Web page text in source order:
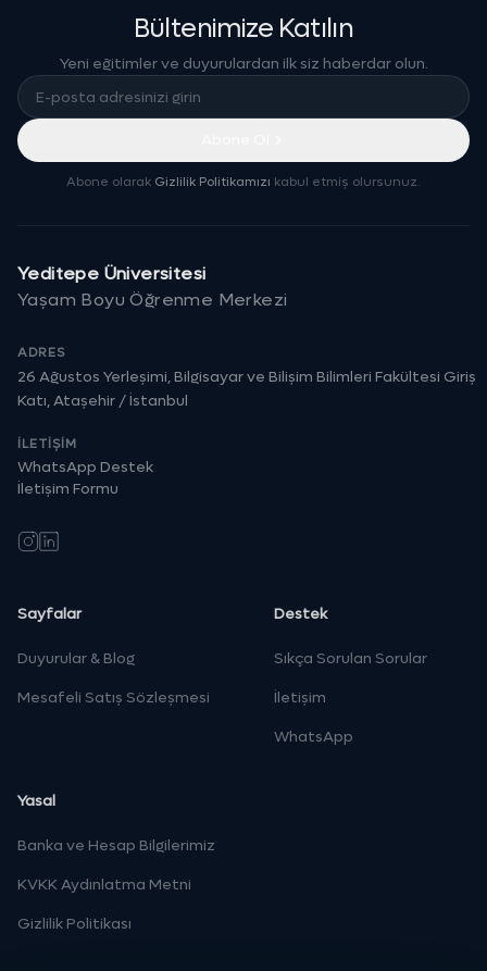
Bültenimize Katılın
Yeni eğitimler ve duyurulardan ilk siz haberdar olun.
Abone olarak Gizlilik Politikamızı kabul etmiş olursunuz.
Yeditepe Üniversitesi
Yaşam Boyu Öğrenme Merkezi
ADRES
26 Ağustos Yerleşimi, Bilgisayar ve Bilişim Bilimleri Fakültesi Giriş
Katı, Ataşehir / İstanbul
İLETIŞIM
WhatsApp Destek
İletişim Formu
Instagram
LinkedIn
Sayfalar
Duyurular & Blog
Mesafeli Satış Sözleşmesi
Destek
Sıkça Sorulan Sorular
İletişim
WhatsApp
Yasal
Banka ve Hesap Bilgilerimiz
KVKK Aydınlatma Metni
Gizlilik Politikası